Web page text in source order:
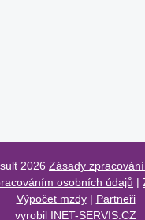
2026 Zásady
osobních údajů |
Výpočet mzdy| Partneři
vyrobil INET-SERVIS.CZ